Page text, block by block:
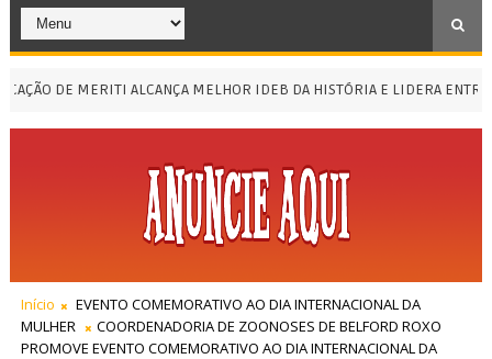
DE MERITI ALCANÇA MELHOR IDEB DA HISTÓRIA E LIDERA ENTRE AS
Início
EVENTO COMEMORATIVO AO DIA INTERNACIONAL DA
MULHER
COORDENADORIA DE ZOONOSES DE BELFORD ROXO
PROMOVE EVENTO COMEMORATIVO AO DIA INTERNACIONAL DA